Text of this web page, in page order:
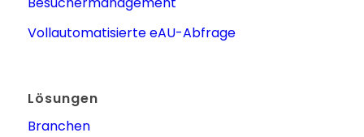
Vollautomatisierte eAU-Abfrage
Lösungen
Branchen